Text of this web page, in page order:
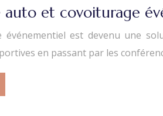
auto et covoiturage
événementiel est devenu une
en passant par les